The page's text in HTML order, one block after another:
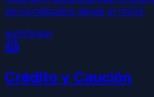
personalizados desde el móvil.
autohogar
Crédito y Caución